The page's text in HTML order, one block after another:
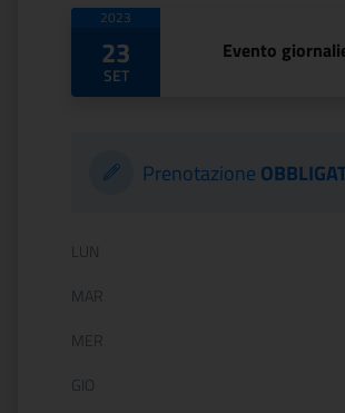
Date di apertura
2023
23
SET
Evento
Prenotazione
Orario di apertura:
LUN
MAR
MER
GIO